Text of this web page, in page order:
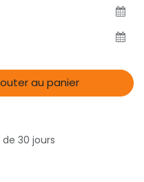
au panier
30 jours